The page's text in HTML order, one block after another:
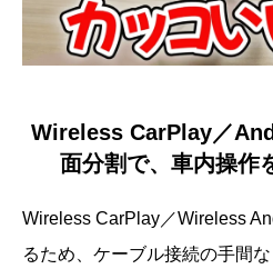
Wireless CarPlay／
面分割で、車内操作
Wireless CarPlay／Wireless
るため、ケーブル接続の手間